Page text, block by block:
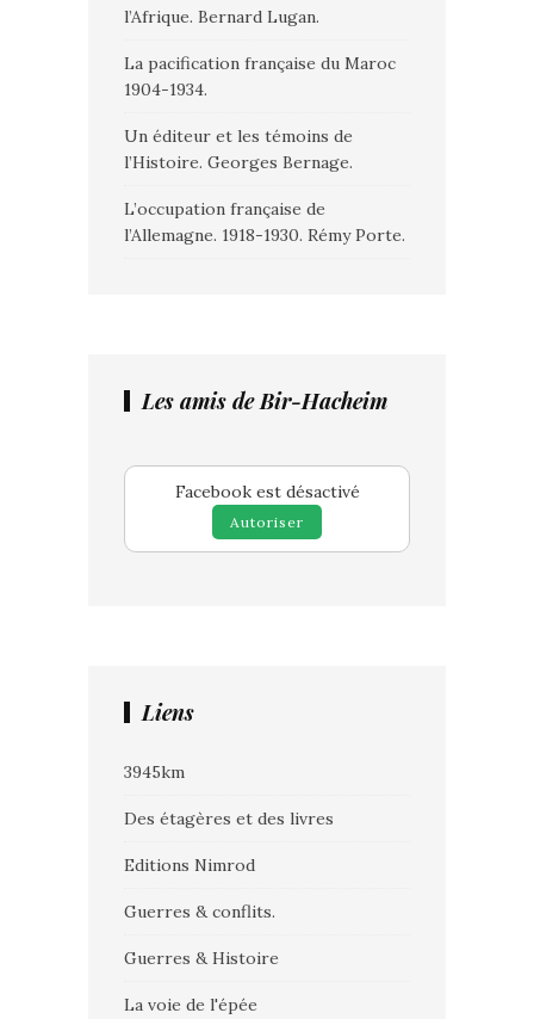
l’Afrique. Bernard Lugan.
La pacification française du Maroc
1904-1934.
Un éditeur et les témoins de
l’Histoire. Georges Bernage.
L’occupation française de
l’Allemagne. 1918-1930. Rémy Porte.
Les amis de Bir-Hacheim
Facebook est désactivé
Autoriser
Liens
3945km
Des étagères et des livres
Editions Nimrod
Guerres & conflits.
Guerres & Histoire
La voie de l'épée